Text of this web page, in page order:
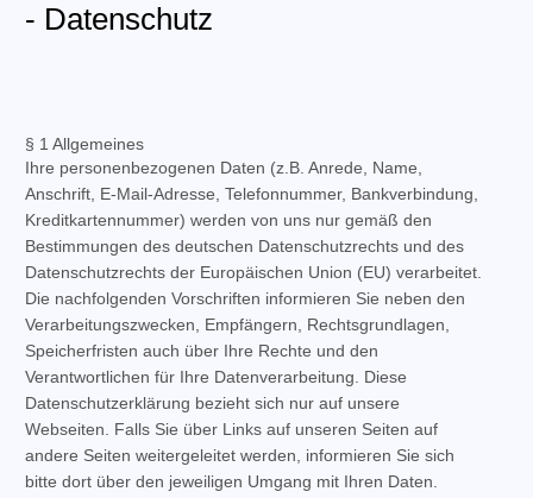
- Datenschutz
§ 1 Allgemeines
Ihre personenbezogenen Daten (z.B. Anrede, Name,
Anschrift, E-Mail-Adresse, Telefonnummer, Bankverbindung,
Kreditkartennummer) werden von uns nur gemäß den
Bestimmungen des deutschen Datenschutzrechts und des
Datenschutzrechts der Europäischen Union (EU) verarbeitet.
Die nachfolgenden Vorschriften informieren Sie neben den
Verarbeitungszwecken, Empfängern, Rechtsgrundlagen,
Speicherfristen auch über Ihre Rechte und den
Verantwortlichen für Ihre Datenverarbeitung. Diese
Datenschutzerklärung bezieht sich nur auf unsere
Webseiten. Falls Sie über Links auf unseren Seiten auf
andere Seiten weitergeleitet werden, informieren Sie sich
bitte dort über den jeweiligen Umgang mit Ihren Daten.